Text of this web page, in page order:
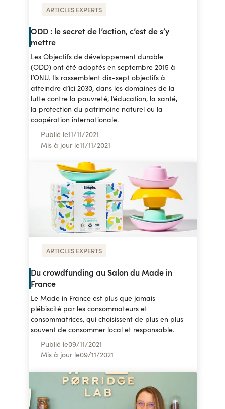
ARTICLES EXPERTS
ODD : le secret de l’action, c’est de s’y
mettre
Les Objectifs de développement durable
(ODD) ont été adoptés en septembre 2015 à
l’ONU. Ils rassemblent dix-sept objectifs à
atteindre d’ici 2030, dans les domaines de la
lutte contre la pauvreté, l’éducation, la santé,
la protection du patrimoine naturel ou la
coopération internationale.
Publié le11/11/2021
Mis à jour le11/11/2021
ARTICLES EXPERTS
Du crowdfunding au Salon du Made in
France
Le Made in France est plus que jamais
plébiscité par les consommateurs et
consommatrices, qui choisissent de plus en plus
souvent de consommer local et responsable.
Publié le09/11/2021
Mis à jour le09/11/2021